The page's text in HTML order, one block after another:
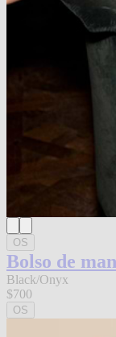
OS
Bolso de
Black/Onyx
$700
OS